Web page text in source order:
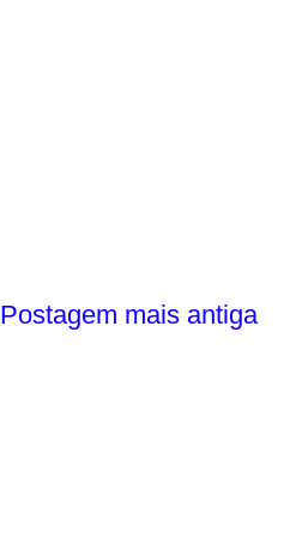
Postagem mais antiga